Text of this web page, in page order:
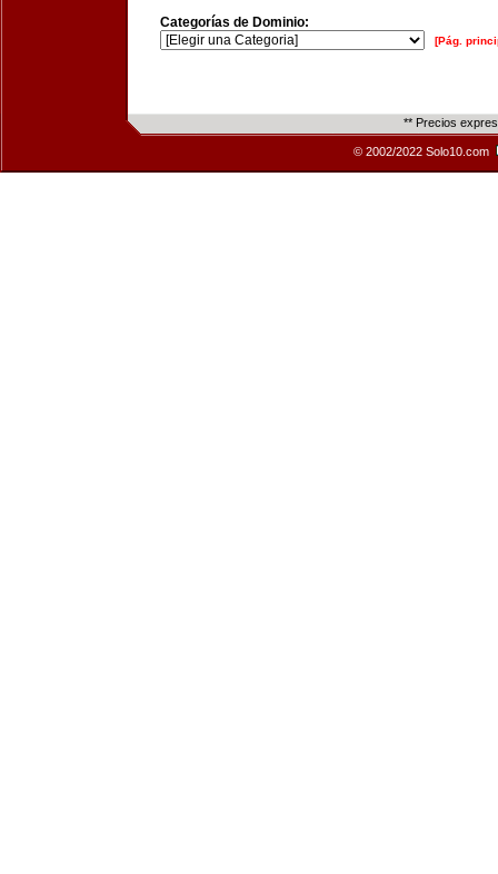
Categorías de Dominio:
[Pág.
** Precios
© 2002/2022 Solo10.com